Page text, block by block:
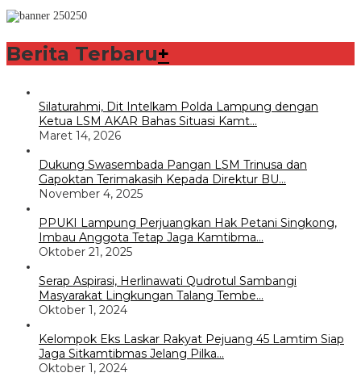
Berita Terbaru+
Silaturahmi, Dit Intelkam Polda Lampung dengan
Ketua LSM AKAR Bahas Situasi Kamt…
Maret 14, 2026
Dukung Swasembada Pangan LSM Trinusa dan
Gapoktan Terimakasih Kepada Direktur BU…
November 4, 2025
PPUKI Lampung Perjuangkan Hak Petani Singkong,
Imbau Anggota Tetap Jaga Kamtibma…
Oktober 21, 2025
Serap Aspirasi, Herlinawati Qudrotul Sambangi
Masyarakat Lingkungan Talang Tembe…
Oktober 1, 2024
Kelompok Eks Laskar Rakyat Pejuang 45 Lamtim Siap
Jaga Sitkamtibmas Jelang Pilka…
Oktober 1, 2024